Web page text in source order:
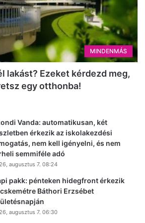
MINDENMÁS
lakást? Ezeket kérdezd meg,
egy otthonba!
Vanda: automatikusan, két
érkezik az iskolakezdési
nem kell igényelni, és nem
semmiféle adó
augusztus 7. 08:24
pakk: pénteken hidegfront érkezik
Báthori Erzsébet
augusztus 7. 06:30